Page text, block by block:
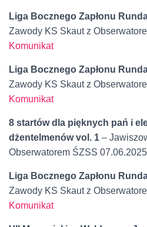
Liga Bocznego Zapłonu
Zawody KS Skaut z
Komunikat
Liga Bocznego Zapłonu
Zawody KS Skaut z
Komunikat
8 startów dla pięknych pań i
dżentelmenów vol. 1 –
Obserwatorem ŚZSS
Liga Bocznego Zapłonu
Zawody KS Skaut z
Komunikat